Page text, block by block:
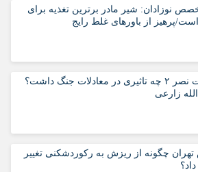
نوزادان: شیر مادر برترین تغذیه برای
است/پرهیز از باورهای غلط رایج
عملیات نصر ۲ چه تاثیری در معادلات جنگ داشت؟
زارعی
چگونه از ریزش به رکوردشکنی تغییر